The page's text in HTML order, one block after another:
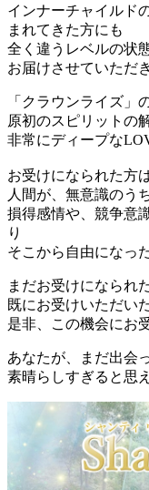
インナーチャイルド
まれてきた方にも
全く違うレベルの状
お届けさせていただ
「クラウンライズ」
原初のスピリットの
非常にディープな
お受けになられた方
人間が、無意識のう
損得感情や、競争意
り
そこから自由になっ
まだお受けになられ
既にお受けいただい
是非、この機会にお
あなたが、まだ出会
素晴らしすぎると思